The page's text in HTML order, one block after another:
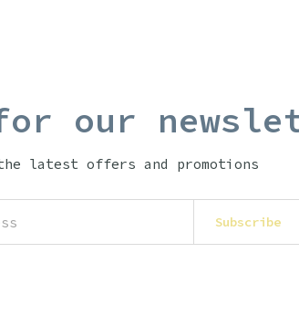
our
latest offers and promotions
Subscribe